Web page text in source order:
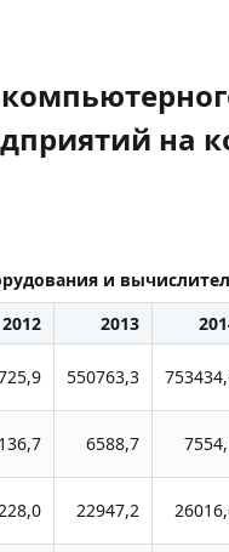
на
и
2012 2013
550763,3
6588,7
22947,2